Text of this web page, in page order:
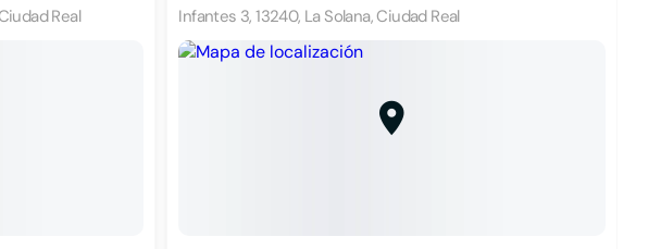
Real Infantes 3, 13240, La Solana, Ciudad Real